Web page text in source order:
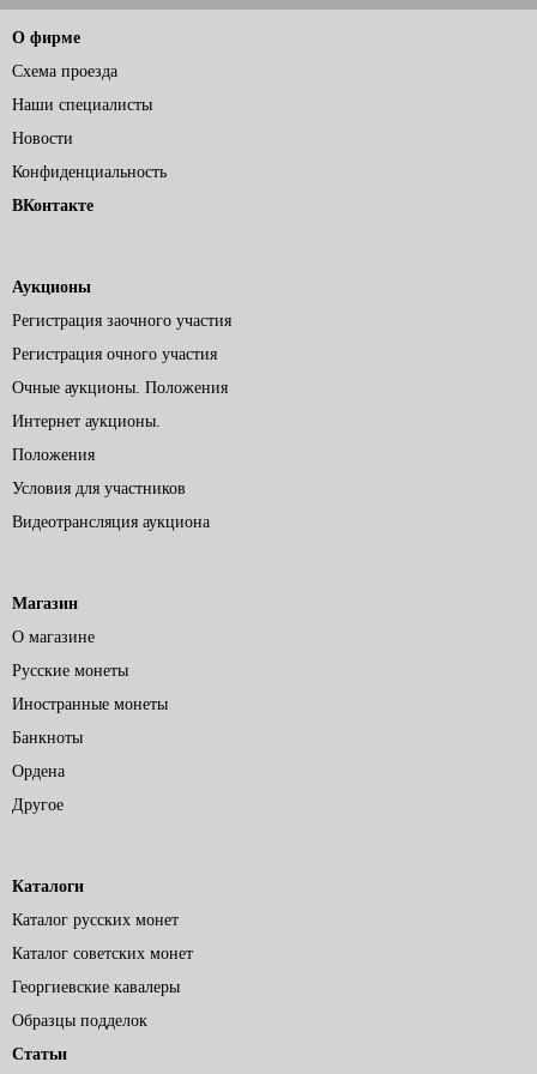
О фирме
Схема проезда
Наши специалисты
Новости
Конфиденциальность
ВКонтакте
Аукционы
Регистрация заочного участия
Регистрация очного участия
Очные аукционы. Положения
Интернет аукционы.
Положения
Условия для участников
Видеотрансляция аукциона
Магазин
О магазине
Русские монеты
Иностранные монеты
Банкноты
Ордена
Другое
Каталоги
Каталог русских монет
Каталог советских монет
Георгиевские кавалеры
Образцы подделок
Статьи